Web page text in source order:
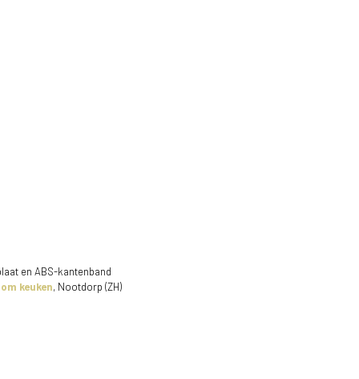
en ABS-kantenband
keuken, Nootdorp (ZH)